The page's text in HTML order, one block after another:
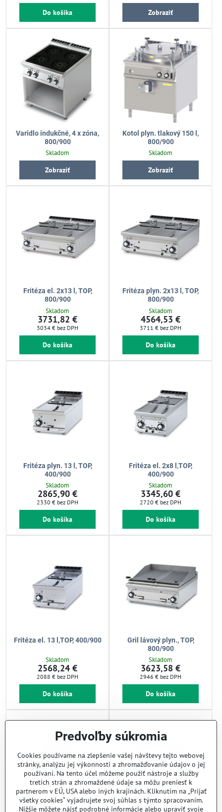
Do košíka Zobraziť
Varidlo indukčné, 4 x zóna,
800/900
Skladom
Zobraziť
Kotol plyn. tlakový 150 l,
800/900
Skladom
Zobraziť
Fritéza el. 2x13 l, TOP,
800/900
Skladom
3731,82 €
3034 € bez DPH
Do košíka
Fritéza plyn. 2x13 l, TOP,
800/900
Skladom
4564,53 €
3711 € bez DPH
Do košíka
Fritéza plyn. 13 l, TOP,
400/900
Skladom
2865,90 €
2330 € bez DPH
Do košíka
Fritéza el. 2x8 l,TOP,
400/900
Skladom
3345,60 €
2720 € bez DPH
Do košíka
Fritéza el. 13 l,TOP, 400/900
Skladom
2568,24 €
2088 € bez DPH
Do košíka
Gril lávový plyn., TOP,
800/900
Skladom
3623,58 €
2946 € bez DPH
Do košíka
Predvoľby súkromia
Cookies používame na zlepšenie vašej návštevy tejto webovej
stránky, analýzu jej výkonnosti a zhromažďovanie údajov o jej
používaní. Na tento účel môžeme použiť nástroje a služby
tretích strán a zhromaždené údaje sa môžu preniesť k
partnerom v EÚ, USA alebo iných krajinách. Kliknutím na „Prijať
všetky cookies“ vyjadrujete svoj súhlas s týmto spracovaním.
Nižšie môžete nájsť podrobné informácie alebo upraviť svoje